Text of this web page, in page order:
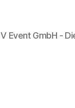
V Event GmbH -